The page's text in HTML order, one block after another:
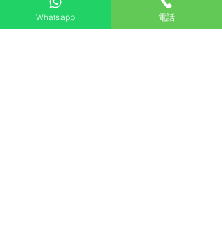
機身重量(連座)：3.75 公斤
機身重量(不連座)：3.50 公斤
Whatsapp 電話